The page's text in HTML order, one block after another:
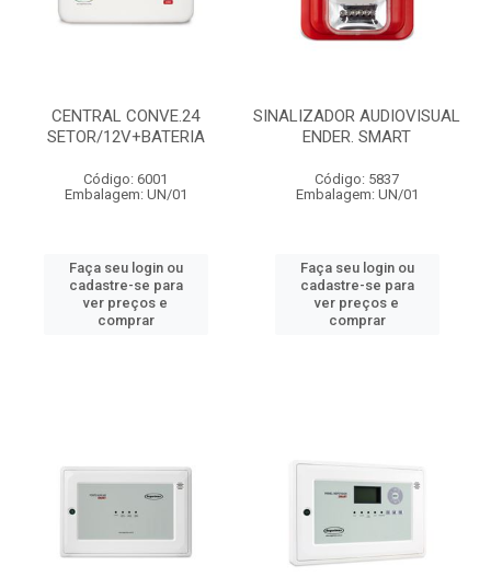
CENTRAL CONVE.24
SETOR/12V+BATERIA
Código: 6001
Embalagem: UN/01
Faça seu login ou
cadastre-se para
ver preços e
comprar
SINALIZADOR AUDIOVISUAL
ENDER. SMART
Código: 5837
Embalagem: UN/01
Faça seu login ou
cadastre-se para
ver preços e
comprar